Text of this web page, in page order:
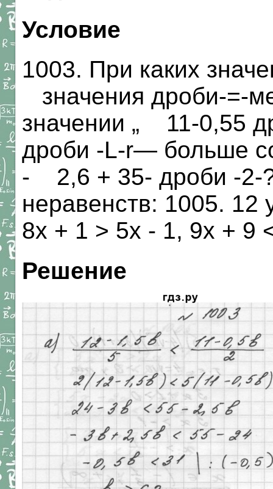
Условие
1003. При каких
значения дроби-=-
значении „ 11-0,55
дроби -L-r— больше
- 2,6 + 35- дроби -2-
неравенств: 1005. 12
8х + 1 > 5х - 1, 9х + 9
Решение